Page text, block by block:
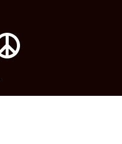
содержимому